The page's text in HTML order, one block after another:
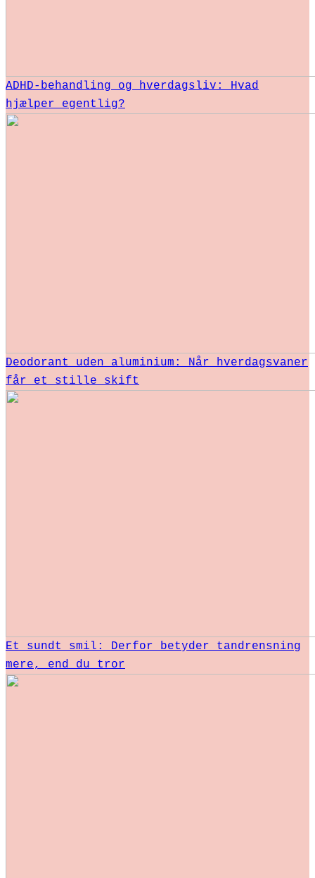
ADHD-behandling og hverdagsliv: Hvad
hjælper egentlig?
Deodorant uden aluminium: Når hverdagsvaner
får et stille skift
Et sundt smil: Derfor betyder tandrensning
mere, end du tror